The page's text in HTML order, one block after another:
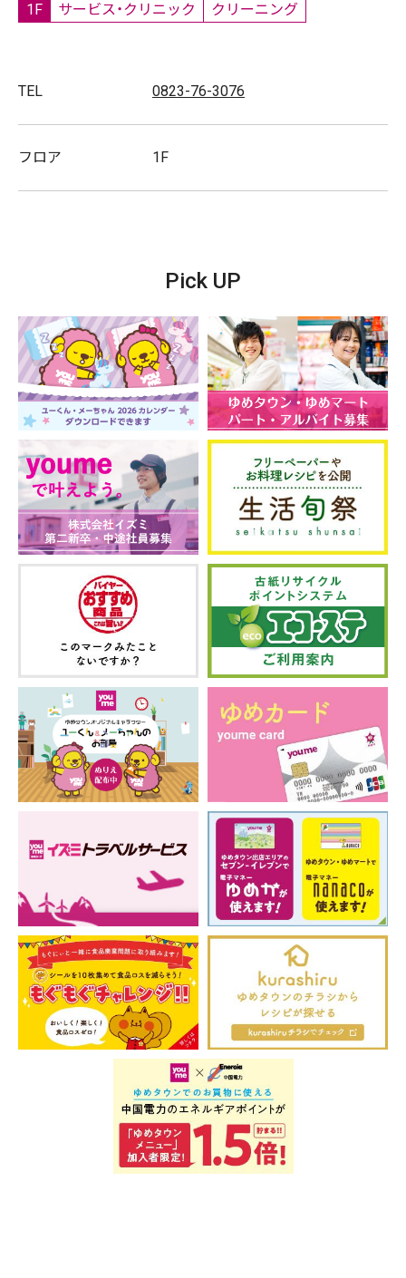
1F サービス・クリニック クリーニング
TEL 0823-76-3076
フロア 1F
Pick UP